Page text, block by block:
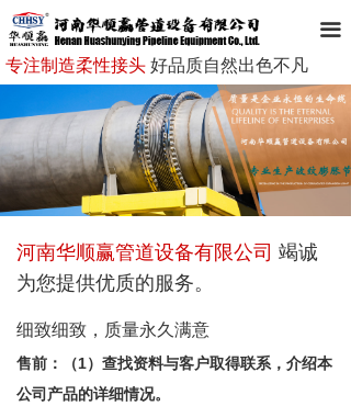
끀
网站首页
走进华顺赢
华顺赢产品
新闻资讯
成功案例
客户服务
企业文化
在线留言
专注制造柔性接头好品质自然出色不凡
河南华顺赢管道设备有限公司 竭诚
为您提供优质的服务。
细致细致，质量永久满意
售前：
（1）查找资料与客户取得联系，介绍本
公司产品的详细情况。